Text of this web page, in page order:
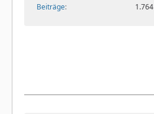
Beiträge
1.764